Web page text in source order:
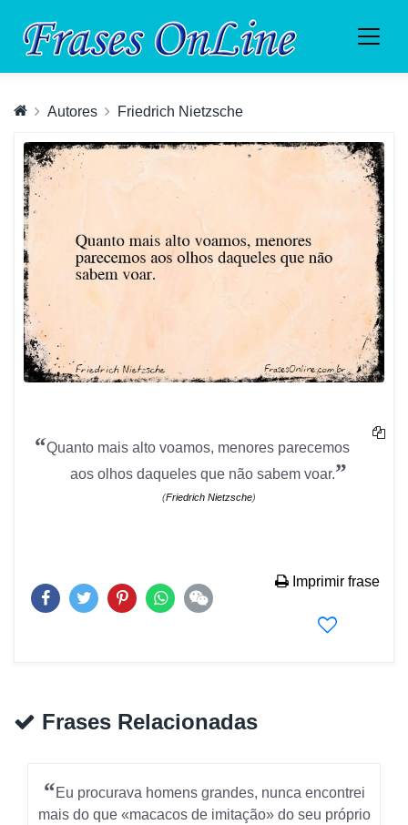
Autores Friedrich Nietzsche
“Quanto mais alto voamos, menores parecemos
aos olhos daqueles que não sabem voar.”
(Friedrich Nietzsche)
Imprimir frase
Frases Relacionadas
“Eu procurava homens grandes, nunca encontrei
mais do que «macacos de imitação» do seu próprio